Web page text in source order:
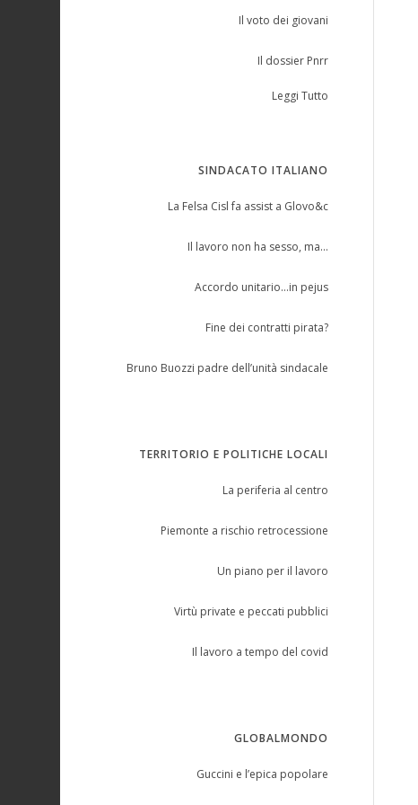
Il voto dei giovani
Il dossier Pnrr
Leggi Tutto
SINDACATO ITALIANO
La Felsa Cisl fa assist a Glovo&c
Il lavoro non ha sesso, ma…
Accordo unitario…in pejus
Fine dei contratti pirata?
Bruno Buozzi padre dell’unità sindacale
TERRITORIO E POLITICHE LOCALI
La periferia al centro
Piemonte a rischio retrocessione
Un piano per il lavoro
Virtù private e peccati pubblici
Il lavoro a tempo del covid
GLOBALMONDO
Guccini e l’epica popolare